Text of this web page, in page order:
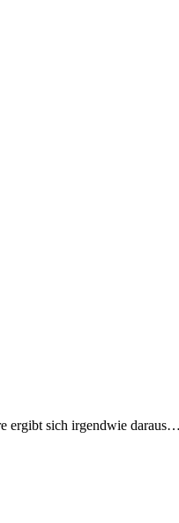
ergibt sich irgendwie daraus…